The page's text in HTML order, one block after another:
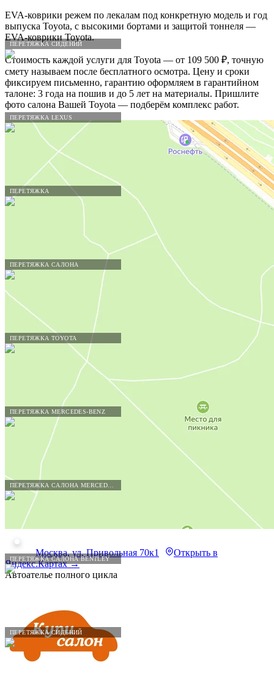
ПЕРЕТЯЖКА СИДЕНИЙ
ПЕРЕТЯЖКА LEXUS
ПЕРЕТЯЖКА
ПЕРЕТЯЖКА САЛОНА
ПЕРЕТЯЖКА TOYOTA
ПЕРЕТЯЖКА MERCEDES-BENZ
ПЕРЕТЯЖКА САЛОНА BENTLEY
ПЕРЕТЯЖКА СИДЕНИЙ
EVA-коврики режем по лекалам под конкретную модель и год
выпуска Toyota, с высокими бортами и защитой тоннеля —
EVA-коврики Toyota.
Стоимость каждой услуги для Toyota — от 109 500 ₽, точную
смету называем после бесплатного осмотра. Цену и сроки
фиксируем письменно, гарантию оформляем в гарантийном
талоне: 3 года на пошив и до 5 лет на материалы. Пришлите
фото салона Вашей Toyota — подберём комплекс работ.
Москва, ул. Привольная 70к1
Открыть в
Яндекс.Картах →
Автоателье полного цикла